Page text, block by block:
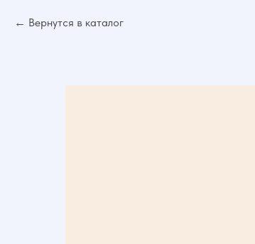
Вернутся в каталог